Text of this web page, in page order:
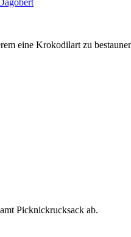
eine Krokodilart zu
Picknickrucksack ab.